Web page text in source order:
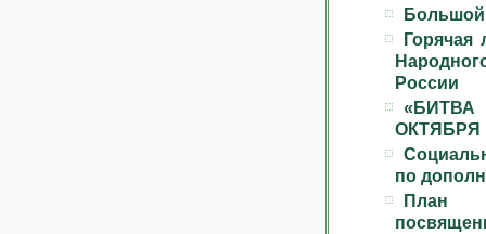
Большой
России
ОКТЯБРЯ
по
План